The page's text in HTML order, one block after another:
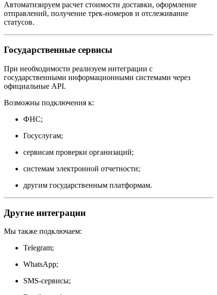
Автоматизируем расчет стоимости доставки, оформление
отправлений, получение трек-номеров и отслеживание
статусов.
Государственные сервисы
При необходимости реализуем интеграции с
государственными информационными системами через
официальные API.
Возможны подключения к:
ФНС;
Госуслугам;
сервисам проверки организаций;
системам электронной отчетности;
другим государственным платформам.
Другие интеграции
Мы также подключаем:
Telegram;
WhatsApp;
SMS-сервисы;